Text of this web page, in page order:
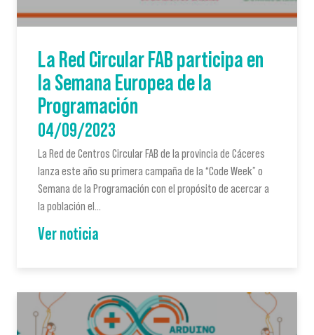
La Red Circular FAB participa en
la Semana Europea de la
Programación
04/09/2023
La Red de Centros Circular FAB de la provincia de Cáceres
lanza este año su primera campaña de la “Code Week” o
Semana de la Programación con el propósito de acercar a
la población el…
Ver noticia